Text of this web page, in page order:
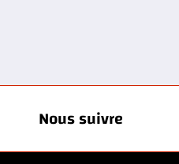
Nous suivre